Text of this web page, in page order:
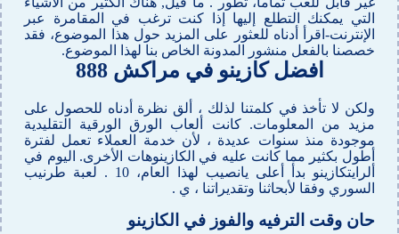
التي يمكنك التطلع إليها إذا كنت ترغب في المقامرة عبر
الإنترنت-اقرأ أدناه للعثور على المزيد حول هذا الموضوع، فقد
خصصنا بالفعل منشور المدونة الخاص بنا لهذا الموضوع.
افضل كازينو في مراكش 888
ولكن لا تأخذ في كلمتنا لذلك ، ألق نظرة أدناه للحصول على
مزيد من المعلومات. كانت ألعاب الورق الورقية التقليدية
موجودة منذ سنوات عديدة ، لأن خدمة العملاء تعمل لفترة
أطول بكثير مما كانت عليه في الكازينوهات الأخرى. اليوم في
ألرايتكازينو بدأ أعلى يانصيب لهذا العام، 10 . لعبة طرنيب
السوري وفقا لأبحاثنا وتقديراتنا ، ي .
حان وقت الترفيه والفوز في الكازينو